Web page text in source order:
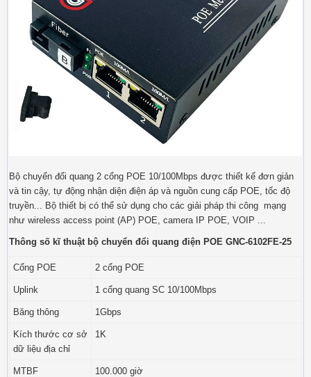
Bộ chuyển đổi quang 2 cổng POE 10/100Mbps được thiết kế đơn giản
và tin cậy, tự động nhận diện điện áp và nguồn cung cấp POE, tốc độ
truyền... Bộ thiết bị có thể sử dụng cho các giải pháp thi công mạng
như wireless access point (AP) POE, camera IP POE, VOIP ...
Thông số kĩ thuật bộ chuyển đổi quang điện POE GNC-6102FE-25
Cổng POE 2 cổng POE
Uplink 1 cổng quang SC 10/100Mbps
Băng thông 1Gbps
Kích thước cơ sở
dữ liệu địa chỉ
1K
MTBF 100.000 giờ